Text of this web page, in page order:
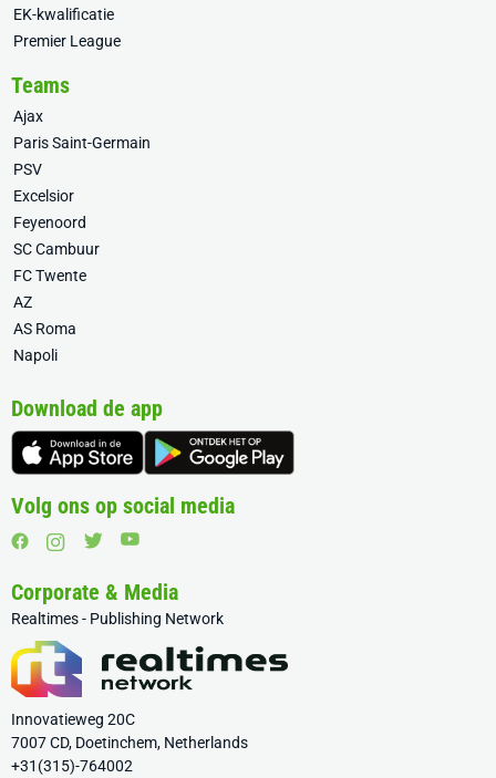
EK-kwalificatie
Premier League
Teams
Ajax
Paris Saint-Germain
PSV
Excelsior
Feyenoord
SC Cambuur
FC Twente
AZ
AS Roma
Napoli
Download de app
Volg ons op social media
Corporate & Media
Realtimes - Publishing Network
Innovatieweg 20C
7007 CD, Doetinchem, Netherlands
+31(315)-764002